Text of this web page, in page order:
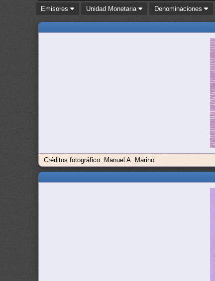
Emisores Unidad Monetaria Denominaciones
Créditos fotográfico: Manuel A. Marino